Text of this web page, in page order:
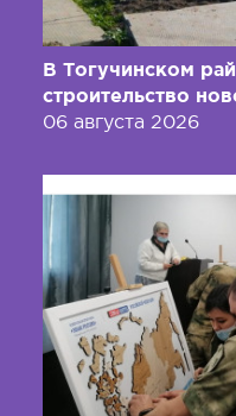
В Тогучинском
строительство
06 августа 2026